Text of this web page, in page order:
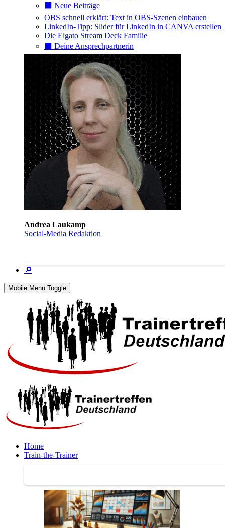
⬛️ Neue Beiträge
OBS schnell erklärt: Text in OBS-Szenen einbauen
LinkedIn-Tipp: Slider für LinkedIn in CANVA erstellen
Die Elgato Stream Deck Familie
⬛️ Deine Ansprechpartnerin
Andrea Laukamp
Social-Media Redaktion
🔎
Mobile Menu Toggle
Home
Train-the-Trainer